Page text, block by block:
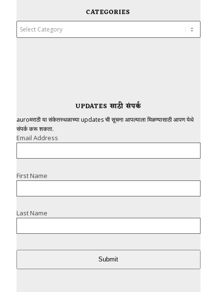
CATEGORIES
Categories
UPDATES साठी संपर्क
auroमराठी या संकेतस्थळाच्या updates ची सूचना आपल्याला मिळण्यासाठी आपण येथे
संपर्क करू शकता.
Email Address
First Name
Last Name
Submit